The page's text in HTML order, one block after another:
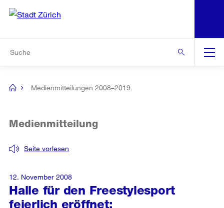
Navigation
[no
Medienmitteilungen 2008–2019
Halle für den Freestylesport
feierlich eröffnet:
Seite vorlesen
Medienmitteilung
12. November 2008